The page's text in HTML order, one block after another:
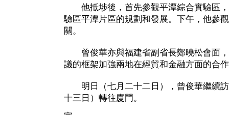
他抵埗後，首先參觀平潭綜合實驗區，
驗區平潭片區的規劃和發展。下午，他參
關。
曾俊華亦與福建省副省長鄭曉松會面，
議的框架加強兩地在經貿和金融方面的合
明日（七月二十二日），曾俊華繼續訪
十三日）轉往廈門。